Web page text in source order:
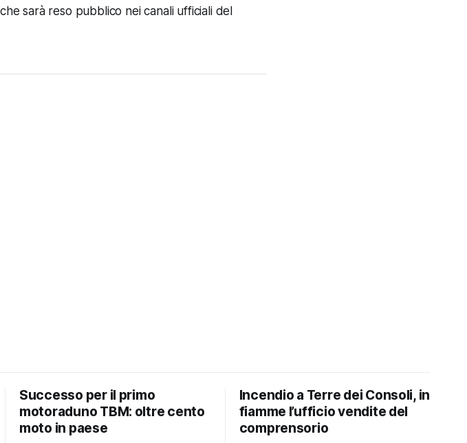
sarà reso pubblico nei canali ufficiali del
Successo per il primo
motoraduno TBM: oltre cento
moto in paese
Incendio a Terre dei Consoli, in
fiamme l’ufficio vendite del
comprensorio